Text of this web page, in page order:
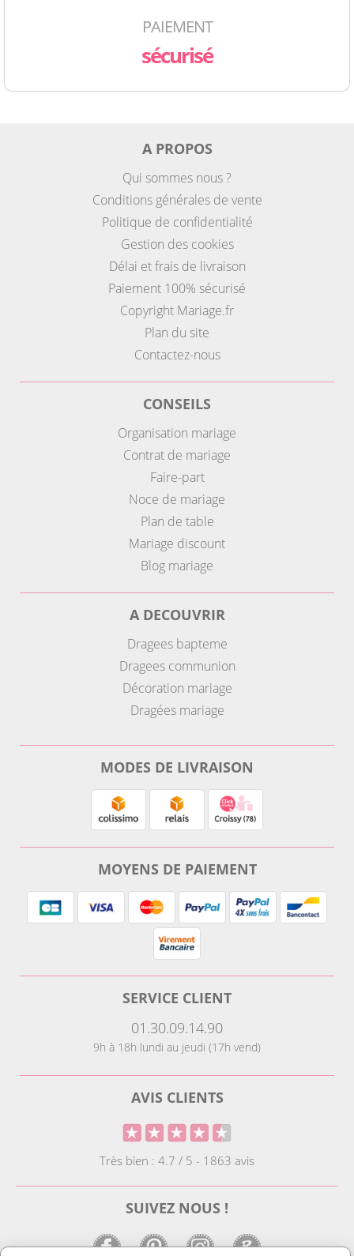
PAIEMENT
sécurisé
A PROPOS
Qui sommes nous ?
Conditions générales de vente
Politique de confidentialité
Gestion des cookies
Délai et frais de livraison
Paiement 100% sécurisé
Copyright Mariage.fr
Plan du site
Contactez-nous
CONSEILS
Organisation mariage
Contrat de mariage
Faire-part
Noce de mariage
Plan de table
Mariage discount
Blog mariage
A DECOUVRIR
Dragees bapteme
Dragees communion
Décoration mariage
Dragées mariage
MODES DE LIVRAISON
MOYENS DE PAIEMENT
SERVICE CLIENT
01.30.09.14.90
9h à 18h lundi au jeudi (17h vend)
AVIS CLIENTS
Très bien : 4.7 / 5 - 1863 avis
SUIVEZ NOUS !